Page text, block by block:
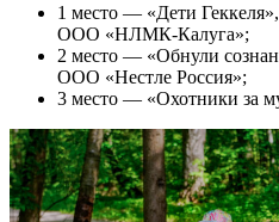
1 место — «Дети
ООО «НЛМК-Калуга»;
2 место — «Обнули
ООО «Нестле Россия»;
3 место — «Охотники за